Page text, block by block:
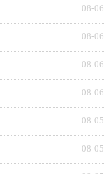
08-06
08-06
08-06
08-06
08-05
08-05